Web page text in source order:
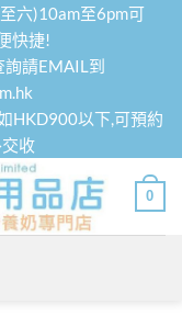
六)10am至6pm可
快捷!
請EMAIL到
HKD900以下,可預約
收
0